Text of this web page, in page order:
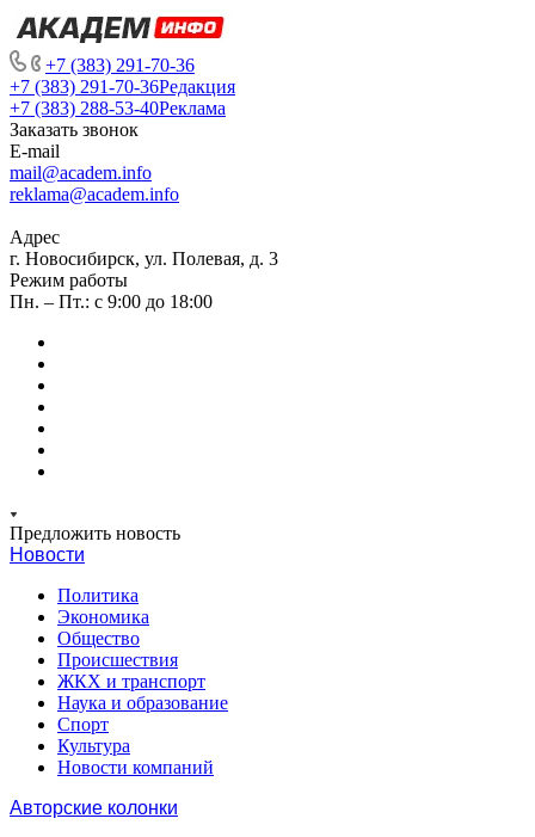
+7 (383) 291-70-36
+7 (383) 291-70-36Редакция
+7 (383) 288-53-40Реклама
Заказать звонок
E-mail
mail@academ.info
reklama@academ.info
Адрес
г. Новосибирск, ул. Полевая, д. 3
Режим работы
Пн. – Пт.: с 9:00 до 18:00
Предложить новость
Новости
Политика
Экономика
Общество
Происшествия
ЖКХ и транспорт
Наука и образование
Спорт
Культура
Новости компаний
Авторские колонки